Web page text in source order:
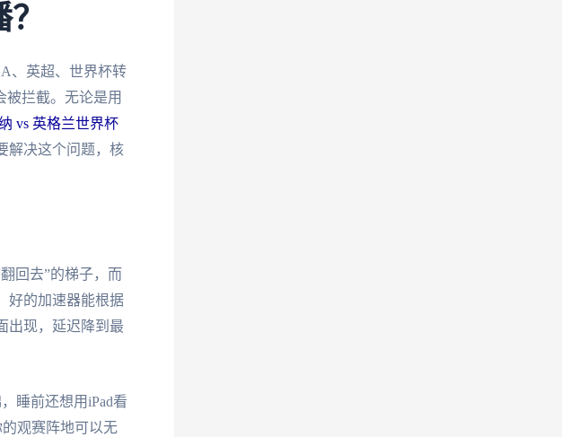
、英超、世界杯转
被拦截。无论是用
vs 英格兰世界杯
解决这个问题，核
回去”的梯子，而
好的加速器能根据
出现，延迟降到最
睡前还想用iPad看
的观赛阵地可以无